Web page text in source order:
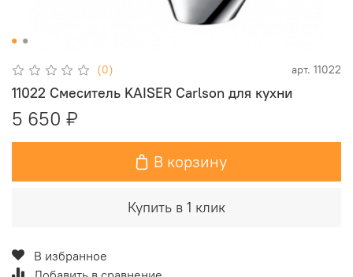
(0) арт. 11022
11022 Смеситель KAISER Carlson для кухни
5 650 ₽
В корзину
Купить в 1 клик
В избранное